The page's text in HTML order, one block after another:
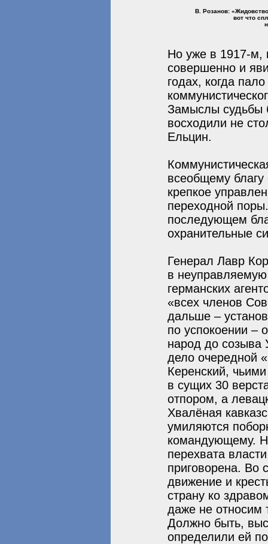
В. Розанов:
вот что
Но уже в 1917-м,
совершенно и
годах, когда
Замыслы судьбы
восходили не
Ельцин.
всеобщему
крепкое
переходной
последующем
охранительные
Генерал Лавр
в неуправляемую
германских
«всех членов
дальше –
по успокоении –
народ до созыва
дело очередной
Керенский,
в сущих 30
отпором, а
Хвалёная
умиляются
командующему.
перехвата
приговорена. Во
движение и
страну ко
даже не относим
Должно быть,
определили ей